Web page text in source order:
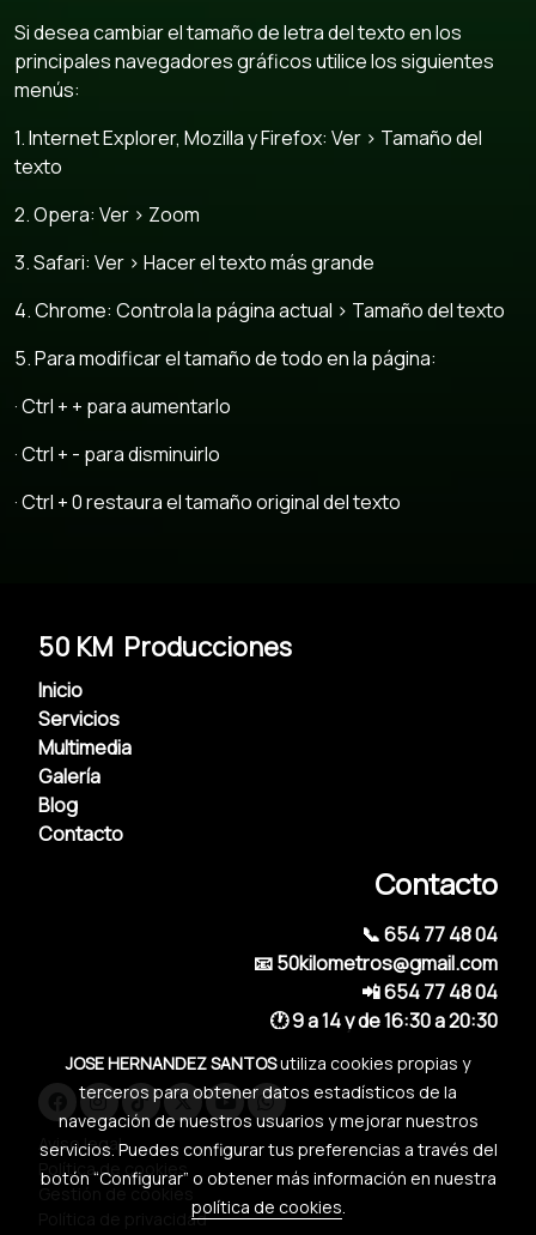
Si desea cambiar el tamaño de letra del texto en los
principales navegadores gráficos utilice los siguientes
menús:
1. Internet Explorer, Mozilla y Firefox: Ver > Tamaño del
texto
2. Opera: Ver > Zoom
3. Safari: Ver > Hacer el texto más grande
4. Chrome: Controla la página actual > Tamaño del texto
5. Para modificar el tamaño de todo en la página:
· Ctrl + + para aumentarlo
· Ctrl + - para disminuirlo
· Ctrl + 0 restaura el tamaño original del texto
50 KM Producciones
Inicio
Servicios
Multimedia
Galería
Blog
Contacto
Contacto
📞 654 77 48 04
📧 50kilometros@gmail.com
📲 654 77 48 04
🕐 9 a 14 y de 16:30 a 20:30
Aviso legal
Política de cookies
Gestión de cookies
Política de privacidad
JOSE HERNANDEZ SANTOSutiliza cookies propias y
terceros para obtener datos estadísticos de la
navegación de nuestros usuarios y mejorar nuestros
servicios. Puedes configurar tus preferencias a través del
botón “Configurar” o obtener más información en nuestra
política de cookies.